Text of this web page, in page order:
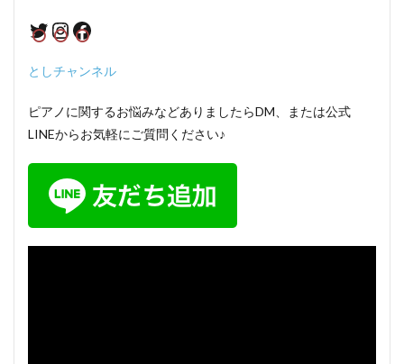
Twitter
Instagram
Facebook
としチャンネル
ピアノに関するお悩みなどありましたらDM、または公式
LINEからお気軽にご質問ください♪